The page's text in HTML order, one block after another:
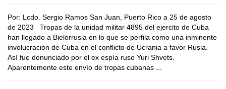
Por: Lcdo. Sergio Ramos San Juan, Puerto Rico a 25 de agosto
de 2023 Tropas de la unidad militar 4895 del ejercito de Cuba
han llegado a Bielorrusia en lo que se perfila como una inminente
involucración de Cuba en el conflicto de Ucrania a favor Rusia.
Así fue denunciado por el ex espía ruso Yuri Shvets.
Aparentemente este envío de tropas cubanas ...